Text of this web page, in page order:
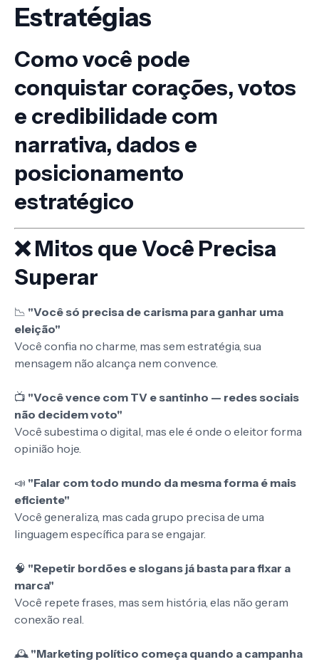
Estratégias
Como você pode
conquistar corações, votos
e credibilidade com
narrativa, dados e
posicionamento
estratégico
❌ Mitos que Você Precisa
Superar
📉 "Você só precisa de carisma para ganhar uma
eleição"
Você confia no charme, mas sem estratégia, sua
mensagem não alcança nem convence.
📺 "Você vence com TV e santinho — redes sociais
não decidem voto"
Você subestima o digital, mas ele é onde o eleitor forma
opinião hoje.
📣 "Falar com todo mundo da mesma forma é mais
eficiente"
Você generaliza, mas cada grupo precisa de uma
linguagem específica para se engajar.
🧠 "Repetir bordões e slogans já basta para fixar a
marca"
Você repete frases, mas sem história, elas não geram
conexão real.
🕰️ "Marketing político começa quando a campanha